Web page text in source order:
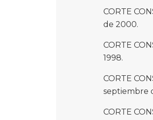
CORTE
de 2000.
CORTE
1998.
CORTE
septiembre
CORTE